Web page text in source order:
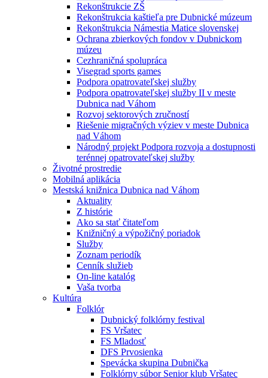
Rekonštrukcie ZŠ
Rekonštrukcia kaštieľa pre Dubnické múzeum
Rekonštrukcia Námestia Matice slovenskej
Ochrana zbierkových fondov v Dubnickom
múzeu
Cezhraničná spolupráca
Visegrad sports games
Podpora opatrovateľskej služby
Podpora opatrovateľskej služby II v meste
Dubnica nad Váhom
Rozvoj sektorových zručností
Riešenie migračných výziev v meste Dubnica
nad Váhom
Národný projekt Podpora rozvoja a dostupnosti
terénnej opatrovateľskej služby
Životné prostredie
Mobilná aplikácia
Mestská knižnica Dubnica nad Váhom
Aktuality
Z histórie
Ako sa stať čitateľom
Knižničný a výpožičný poriadok
Služby
Zoznam periodík
Cenník služieb
On-line katalóg
Vaša tvorba
Kultúra
Folklór
Dubnický folklórny festival
FS Vršatec
FS Mladosť
DFS Prvosienka
Spevácka skupina Dubnička
Folklórny súbor Senior klub Vršatec